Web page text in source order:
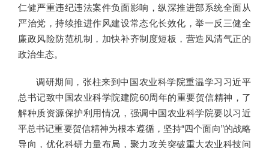
仁健严重违纪违法案件负面影响，纵深推进部系统全面从
严治党，持续推进作风建设常态化长效化，举一反三健全
廉政风险防范机制，加快补齐制度短板，营造风清气正的
政治生态。
调研期间，张柱来到中国农业科学院重温学习习近平
总书记致中国农业科学院建院60周年的重要贺信精神，了
解种质资源保护利用情况，强调中国农业科学院要以习近
平总书记重要贺信精神为根本遵循，坚持“四个面向”的战略
导向，优化科研力量布局，聚力攻关突破重大农业科技问